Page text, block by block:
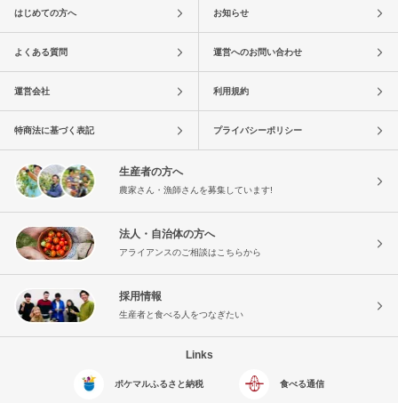
はじめての方へ お知らせ
よくある質問 運営へのお問い合わせ
運営会社 利用規約
特商法に基づく表記 プライバシーポリシー
生産者の方へ
農家さん・漁師さんを募集しています!
法人・自治体の方へ
アライアンスのご相談はこちらから
採用情報
生産者と食べる人をつなぎたい
Links
ポケマルふるさと納税 食べる通信